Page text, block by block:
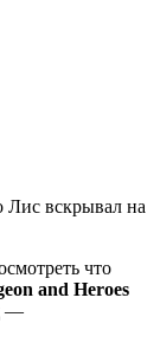
Лис вскрывал на
что
and Heroes
—